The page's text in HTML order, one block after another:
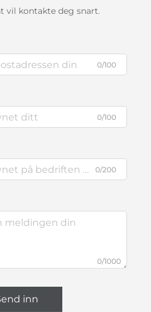
vil kontakte deg snart.
0/100
0/100
0/200
0/1000
inn